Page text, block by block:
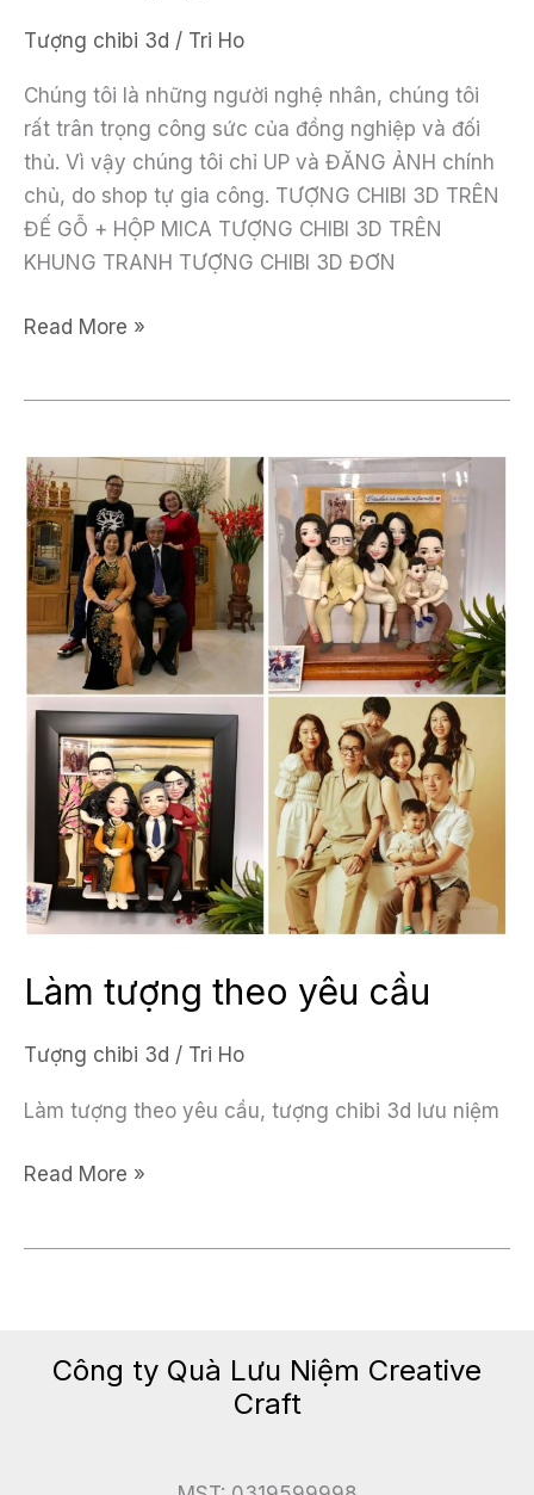
Tượng chibi 3d / Tri Ho
Chúng tôi là những người nghệ nhân, chúng tôi
rất trân trọng công sức của đồng nghiệp và đối
thủ. Vì vậy chúng tôi chỉ UP và ĐĂNG ẢNH chính
chủ, do shop tự gia công. TƯỢNG CHIBI 3D TRÊN
ĐẾ GỖ + HỘP MICA TƯỢNG CHIBI 3D TRÊN
KHUNG TRANH TƯỢNG CHIBI 3D ĐƠN
Mẫu
mới
Read More »
Làm tượng theo yêu cầu
Tượng chibi 3d / Tri Ho
Làm tượng theo yêu cầu, tượng chibi 3d lưu niệm
Làm
Read More »
Công ty Quà Lưu Niệm Creative
Craft